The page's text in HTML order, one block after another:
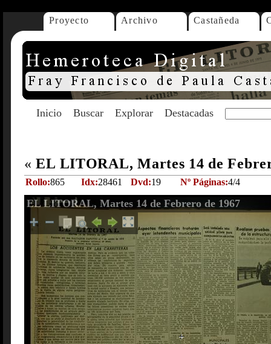
Proyecto Archivo Castañeda
Inicio Buscar Explorar Destacadas
« EL LITORAL, Martes 14 de
Rollo:865 Idx:28461 Dvd:19 Nº Páginas:4/4
EL LITORAL, Martes 14 de Febrero de 1967